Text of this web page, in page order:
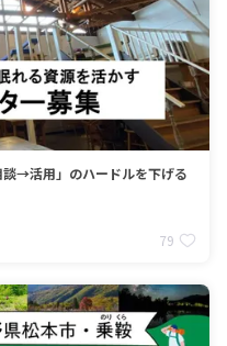
→活用」のハードルを下げる
79